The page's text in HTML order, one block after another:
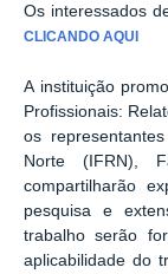
Os interessados
CLICANDO AQUI
A instituição
Profissionais:
os
Norte (IFRN),
compartilharão
pesquisa e
trabalho serão
aplicabilidade do